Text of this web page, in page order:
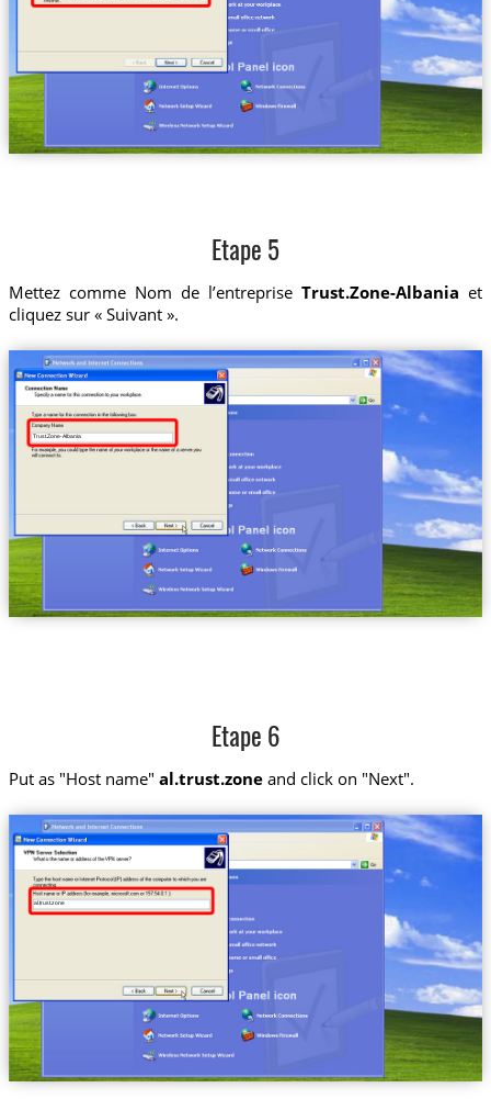
Etape 5
Mettez comme Nom de l’entrepriseTrust.Zone-Albania et
cliquez sur « Suivant ».
Trust.Zone-Albania
Etape 6
Put as "Host name" al.trust.zoneand click on "Next".
al.trust.zone